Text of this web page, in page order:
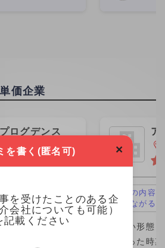
価企業
ログデンス
代田区
キャリアアップ
￥1,100,000
ア
仕事の内容
につながる
支払い形態
関わった時
×
を書く(匿名可)
を受けたことのある企
会社についても可能）
記載ください